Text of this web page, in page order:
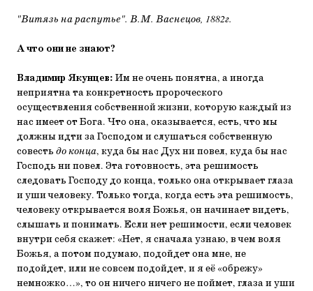
"Витязь на распутье". В.М. Васнецов, 1882г.
А что они не знают?
Владимир Якунцев: Им не очень понятна, а иногда
неприятна та конкретность пророческого
осуществления собственной жизни, которую каждый из
нас имеет от Бога. Что она, оказывается, есть, что мы
должны идти за Господом и слушаться собственную
совесть до конца, куда бы нас Дух ни повел, куда бы нас
Господь ни повел. Эта готовность, эта решимость
следовать Господу до конца, только она открывает глаза
и уши человеку. Только тогда, когда есть эта решимость,
человеку открывается воля Божья, он начинает видеть,
слышать и понимать. Если нет решимости, если человек
внутри себя скажет: «Нет, я сначала узнаю, в чем воля
Божья, а потом подумаю, подойдет она мне, не
подойдет, или не совсем подойдет, и я её «обрежу»
немножко…», то он ничего ничего не поймет, глаза и уши